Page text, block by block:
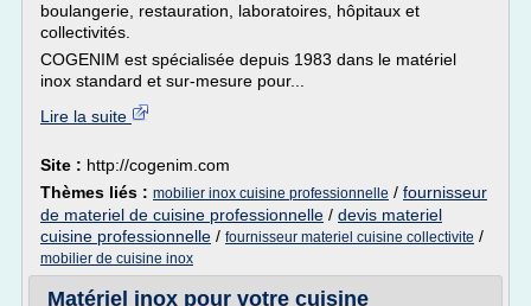
boulangerie, restauration, laboratoires, hôpitaux et
collectivités.
COGENIM est spécialisée depuis 1983 dans le matériel
inox standard et sur-mesure pour...
Lire la suite
Site : http://cogenim.com
Thèmes liés : mobilier inox cuisine professionnelle / fournisseur
de materiel de cuisine professionnelle / devis materiel
cuisine professionnelle / fournisseur materiel cuisine collectivite /
mobilier de cuisine inox
Matériel inox pour votre cuisine